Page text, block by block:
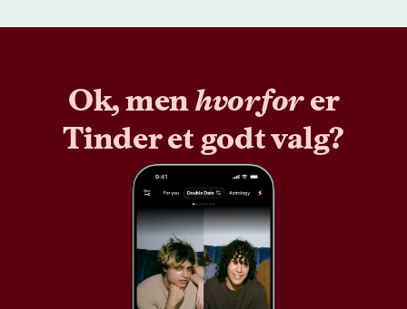
Ok, menhvorforer
Tinder et godt valg?